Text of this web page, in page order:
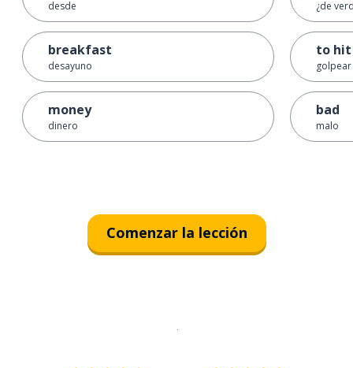
desde
breakfast
desayuno
money
dinero
¿de
to hit
golpear
bad
malo
Comenzar la lección